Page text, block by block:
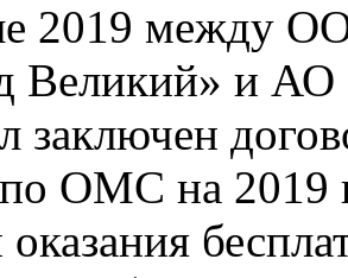
2019 между
Великий» и АО
заключен
ОМС на 2019
оказания